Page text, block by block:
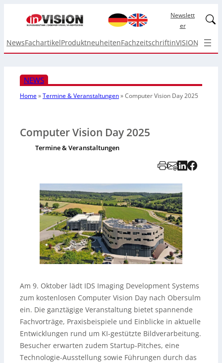
Newslett
er
NewsFachartikelProduktneuheitenFachzeitschriftinVISION Top
NEWS
Home»Termine & Veranstaltungen»Computer Vision Day 2025
Computer Vision Day 2025
Termine & Veranstaltungen
Am 9. Oktober lädt IDS Imaging Development Systems
zum kostenlosen Computer Vision Day nach Obersulm
ein. Die ganztägige Veranstaltung bietet spannende
Fachvorträge, Praxisbeispiele und Einblicke in aktuelle
Entwicklungen rund um KI-gestützte Bildverarbeitung.
Besucher erwarten zudem Startup-Pitches, eine
Technologie-Ausstellung sowie Führungen durch das